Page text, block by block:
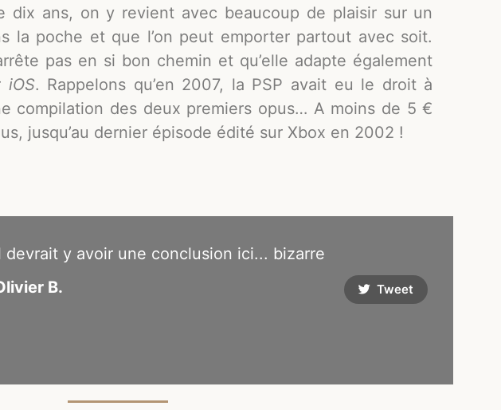
ans, on y revient avec beaucoup de plaisir sur un
la poche et que l’on peut emporter partout avec soit.
pas en si bon chemin et qu’elle adapte également
iOS. Rappelons qu’en 2007, la PSP avait eu le droit à
compilation des deux premiers opus… A moins de 5 €
jusqu’au dernier épisode édité sur Xbox en 2002 !
devrait y avoir une conclusion ici... bizarre
B.
Tweet